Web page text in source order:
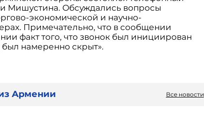
Мишустина. Обсуждались вопросы
экономической и научно-
Примечательно, что в сообщении
факт того, что звонок был инициирован
намеренно скрыт».
Армении Все новости